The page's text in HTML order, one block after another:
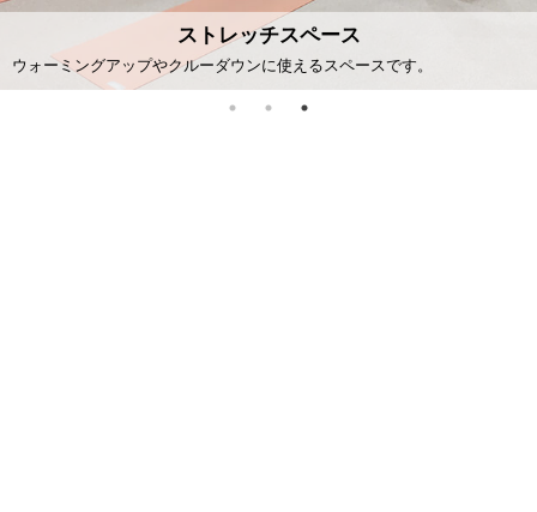
8種の油圧式マシンを使用した筋トレ（無酸素運動）と、有酸素運動を繰
り返し行います。1回30分のトレーニングで、初心者の方でも簡単に全身
鍛えることができます。